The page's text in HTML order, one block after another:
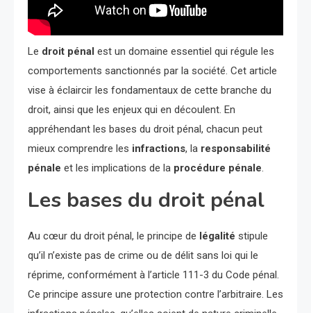
Le droit pénal est un domaine essentiel qui régule les
comportements sanctionnés par la société. Cet article
vise à éclaircir les fondamentaux de cette branche du
droit, ainsi que les enjeux qui en découlent. En
appréhendant les bases du droit pénal, chacun peut
mieux comprendre les infractions, la responsabilité
pénale et les implications de la procédure pénale.
Les bases du droit pénal
Au cœur du droit pénal, le principe de légalité stipule
qu’il n’existe pas de crime ou de délit sans loi qui le
réprime, conformément à l’article 111-3 du Code pénal.
Ce principe assure une protection contre l’arbitraire. Les